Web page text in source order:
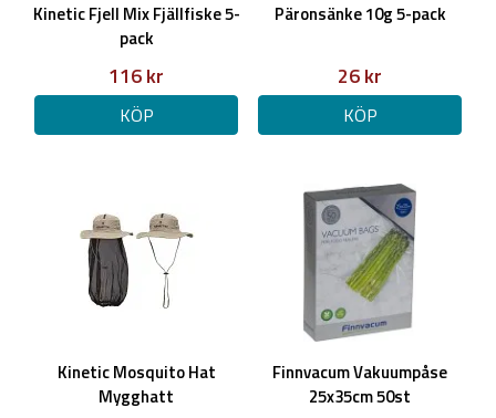
Kinetic Fjell Mix Fjällfiske 5-
pack
116 kr
KÖP
Päronsänke 10g 5-pack
26 kr
KÖP
Kinetic Mosquito Hat
Mygghatt
Finnvacum Vakuumpåse
25x35cm 50st